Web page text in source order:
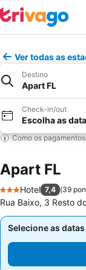
Ver todas as
Destino
Apart FL
Check-in/out
Escolha as
Como os
Apart FL
3 Estrelas
Hotel 7,4 (39
Rua Baixo, 3 Resto
Selecione as
Selecione as